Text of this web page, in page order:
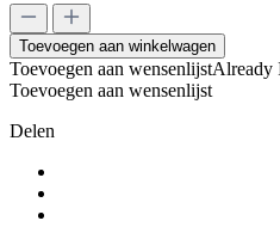
Plus
Model
1/35
German
Field
Equipment
Toevoegen aan winkelwagen
Toevoegen aan wensenlijstAlready
Toevoegen aan wensenlijst
Delen